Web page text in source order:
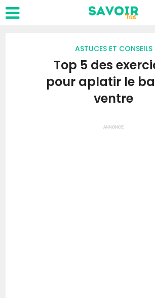
ASTUCES ET CONSEILS
Top 5 des
pour aplatir le
ventre
ANNONCE